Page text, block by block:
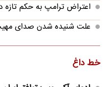
اعتراض ترامپ به حکم تازه
علت شنیده شدن صدای
خط داغ